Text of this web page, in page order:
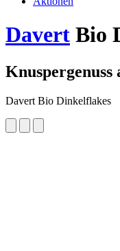
Davert Bio
Davert Bio Dinkelflakes